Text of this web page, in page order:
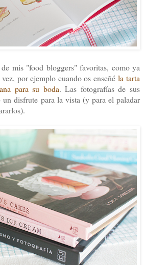
mis "food bloggers" favoritas, como ya
por ejemplo cuando os enseñéla tarta
para su boda. Las fotografías de sus
un disfrute para la vista (y para el paladar